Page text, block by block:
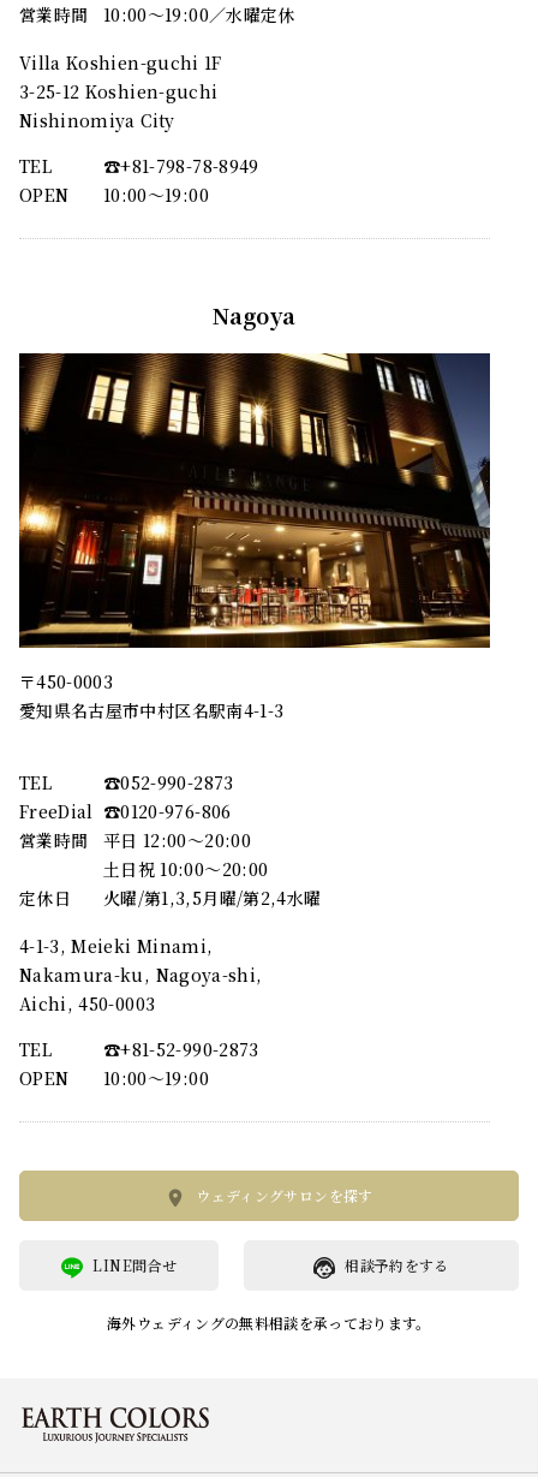
営業時間
10:00～19:00／水曜定休
Villa Koshien-guchi 1F
3-25-12 Koshien-guchi
Nishinomiya City
TEL
☎︎+81-798-78-8949
OPEN
10:00〜19:00
Nagoya
〒450-0003
愛知県名古屋市中村区名駅南4-1-3
TEL
☎︎052-990-2873
FreeDial ☎︎0120-976-806
営業時間
平日 12:00～20:00
土日祝 10:00～20:00
定休日
火曜/第1,3,5月曜/第2,4水曜
4-1-3, Meieki Minami,
Nakamura-ku, Nagoya-shi,
Aichi, 450-0003
TEL
☎︎+81-52-990-2873
OPEN
10:00〜19:00
ウェディングサロンを探す
相談予約をする
LINE問合せ
海外ウェディングの無料相談を承っております。